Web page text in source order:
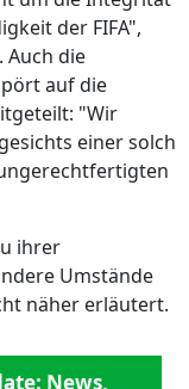
der FIFA",
Auch die
auf die
"Wir
einer solch
ihrer
Umstände
näher erläutert.
News,